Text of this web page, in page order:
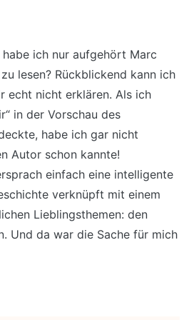
habe ich nur aufgehört Marc
lesen? Rückblickend kann ich
echt nicht erklären. Als ich
in der Vorschau des
habe ich gar nicht
Autor schon kannte!
einfach eine intelligente
verknüpft mit einem
Lieblingsthemen: den
Und da war die Sache für mich